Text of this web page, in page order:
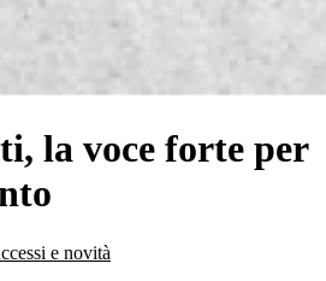
la voce forte per
e novità